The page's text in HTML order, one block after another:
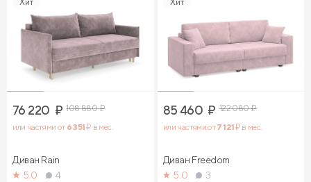
76 220 ₽ 108 880₽
или частями от 6 351₽ в мес.
Диван Rain
5.0
4
85 460 ₽ 122 080₽
или частями от7 121₽ в мес.
Диван Freedom
5.0
3